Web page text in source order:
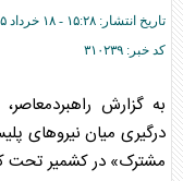
تاریخ انتشار: ۱۵:۲۸ - ۱۸ خرداد ۱۴۰۵ -
کد خبر: ۳۱۰۲۳۹
به گزارش
درگیری میان نیروهای
مشترک» در کشمیر تحت